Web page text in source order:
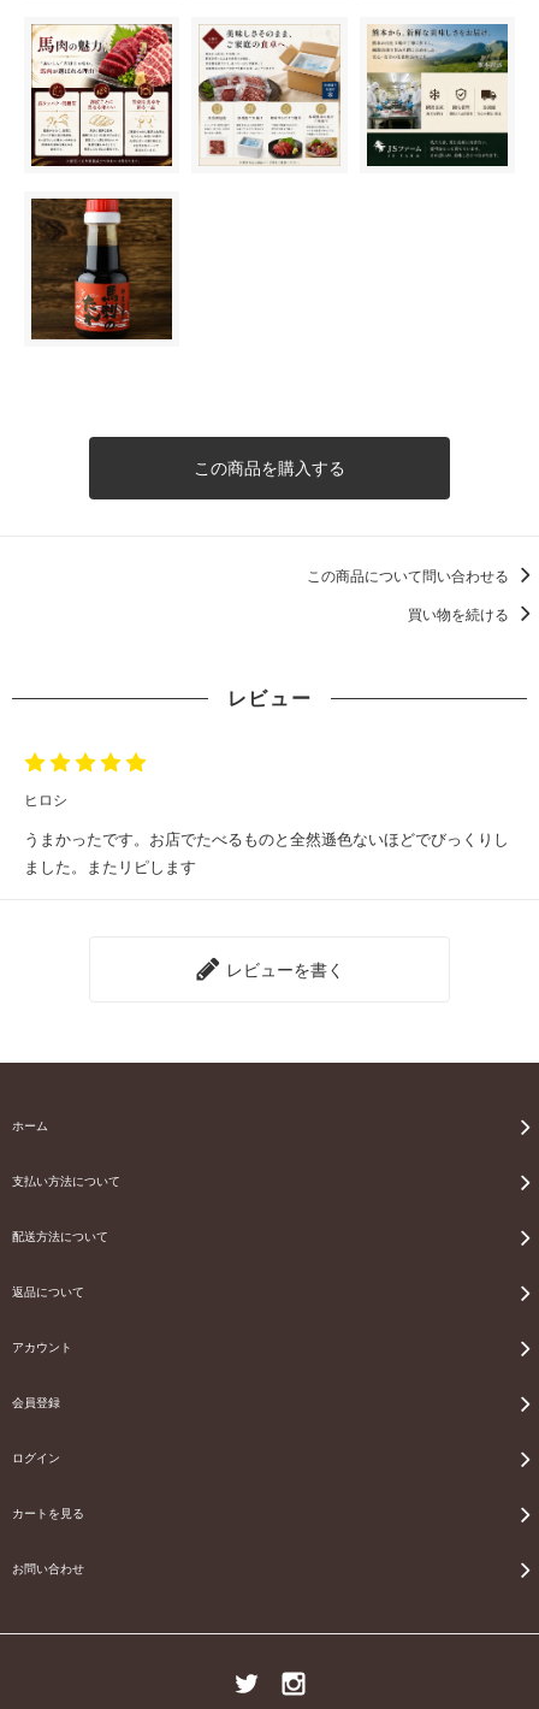
この商品を購入する
この商品について問い合わせる
買い物を続ける
レビュー
ヒロシ
うまかったです。お店でたべるものと全然遜色ないほどでびっくりし
ました。またリピします
レビューを書く
ホーム
支払い方法について
配送方法について
返品について
アカウント
会員登録
ログイン
カートを見る
お問い合わせ